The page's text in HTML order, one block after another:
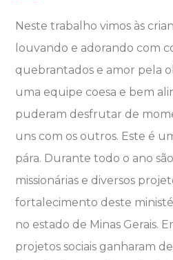
Neste trabalho vimos às
louvando e adorando com
quebrantados e amor pela
uma equipe coesa e bem
puderam desfrutar de
uns com os outros. Este é
pára. Durante todo o ano
missionárias e diversos
fortalecimento deste
no estado de Minas Gerais.
projetos sociais ganharam